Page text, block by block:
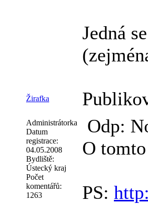
Jedná
Žirafka
Administrátorka
Datum
registrace:
04.05.2008
Bydliště:
Ústecký kraj
Počet
komentářů:
1263
Odp:
O
PS: